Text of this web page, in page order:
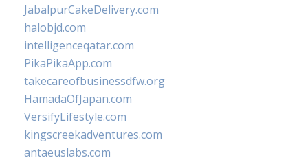
JabalpurCakeDelivery.com
halobjd.com
intelligenceqatar.com
PikaPikaApp.com
takecareofbusinessdfw.org
HamadaOfJapan.com
VersifyLifestyle.com
kingscreekadventures.com
antaeuslabs.com